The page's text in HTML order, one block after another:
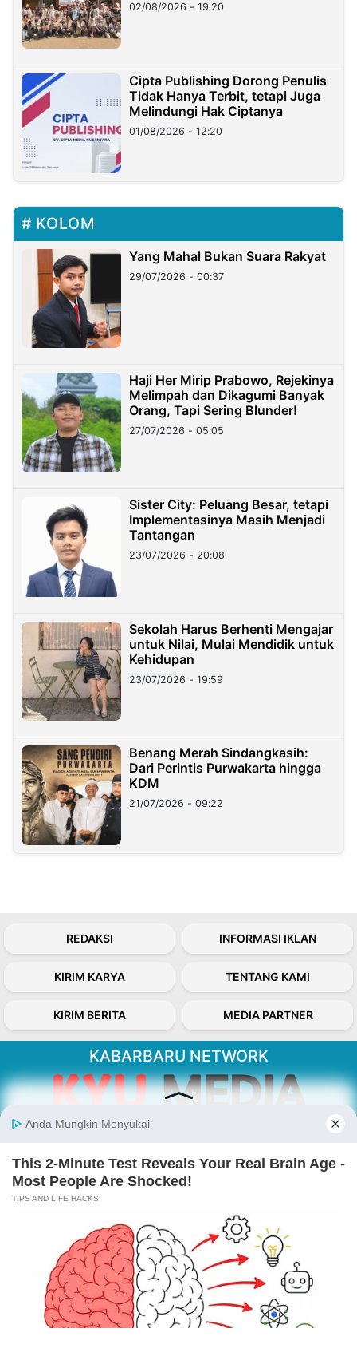
02/08/2026 - 19:20
Cipta Publishing Dorong Penulis
Tidak Hanya Terbit, tetapi Juga
Melindungi Hak Ciptanya
01/08/2026 - 12:20
KOLOM
Yang Mahal Bukan Suara Rakyat
29/07/2026 - 00:37
Haji Her Mirip Prabowo, Rejekinya
Melimpah dan Dikagumi Banyak
Orang, Tapi Sering Blunder!
27/07/2026 - 05:05
Sister City: Peluang Besar, tetapi
Implementasinya Masih Menjadi
Tantangan
23/07/2026 - 20:08
Sekolah Harus Berhenti Mengajar
untuk Nilai, Mulai Mendidik untuk
Kehidupan
23/07/2026 - 19:59
Benang Merah Sindangkasih:
Dari Perintis Purwakarta hingga
KDM
21/07/2026 - 09:22
REDAKSI INFORMASI IKLAN
KIRIM KARYA TENTANG KAMI
KIRIM BERITA MEDIA PARTNER
KABARBARU NETWORK
Kabarbaru.co menyajikan berita aktual dan
Follow Kabarbaru